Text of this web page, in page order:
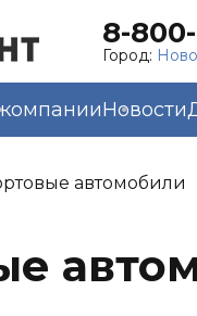
8-
Город:
Новости
автомобили